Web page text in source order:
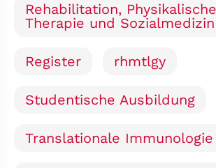
Rehabilitation, Physikalische
Therapie und Sozialmedizin
Register rhmtlgy
Studentische Ausbildung
Translationale Immunologie